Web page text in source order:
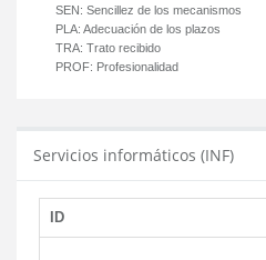
SEN: Sencillez de los mecanismos
PLA: Adecuación de los plazos
TRA: Trato recibido
PROF: Profesionalidad
Servicios informáticos (INF)
ID